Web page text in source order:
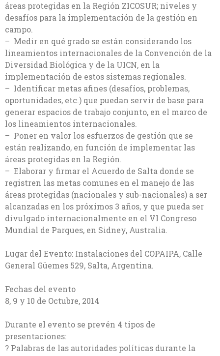
áreas protegidas en la Región ZICOSUR; niveles y
desafíos para la implementación de la gestión en
campo.
– Medir en qué grado se están considerando los
lineamientos internacionales de la Convención de la
Diversidad Biológica y de la UICN, en la
implementación de estos sistemas regionales.
– Identificar metas afines (desafíos, problemas,
oportunidades, etc.) que puedan servir de base para
generar espacios de trabajo conjunto, en el marco de
los lineamientos internacionales.
– Poner en valor los esfuerzos de gestión que se
están realizando, en función de implementar las
áreas protegidas en la Región.
– Elaborar y firmar el Acuerdo de Salta donde se
registren las metas comunes en el manejo de las
áreas protegidas (nacionales y sub-nacionales) a ser
alcanzadas en los próximos 3 años, y que pueda ser
divulgado internacionalmente en el VI Congreso
Mundial de Parques, en Sidney, Australia.
Lugar del Evento: Instalaciones del COPAIPA, Calle
General Güemes 529, Salta, Argentina.
Fechas del evento
8, 9 y 10 de Octubre, 2014
Durante el evento se prevén 4 tipos de
presentaciones:
? Palabras de las autoridades políticas durante la